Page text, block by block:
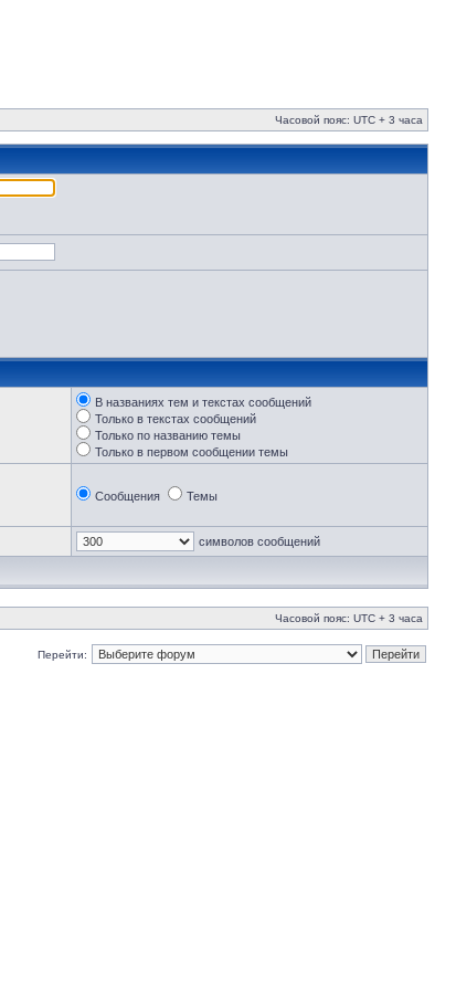
Часовой пояс: UTC + 3 часа
В названиях тем и текстах сообщений
Только в текстах сообщений
Только по названию темы
Только в первом сообщении темы
Сообщения Темы
символов сообщений
Часовой пояс: UTC + 3 часа
Перейти: